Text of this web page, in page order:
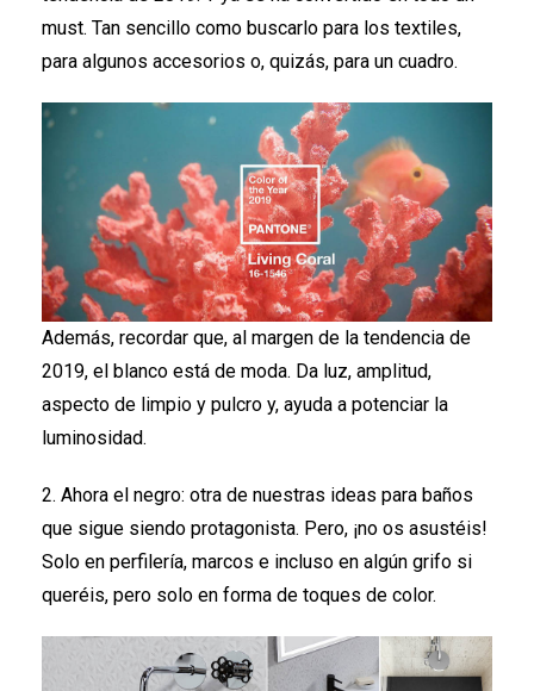
must. Tan sencillo como buscarlo para los textiles,
para algunos accesorios o, quizás, para un cuadro.
Además, recordar que, al margen de la tendencia de
2019, el blanco está de moda. Da luz, amplitud,
aspecto de limpio y pulcro y, ayuda a potenciar la
luminosidad.
2. Ahora el negro: otra de nuestras ideas para baños
que sigue siendo protagonista. Pero, ¡no os asustéis!
Solo en perfilería, marcos e incluso en algún grifo si
queréis, pero solo en forma de toques de color.